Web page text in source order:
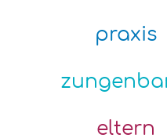
praxis
eltern